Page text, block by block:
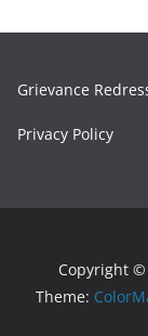
Grievance
Privacy Policy
Copyright ©
Theme: